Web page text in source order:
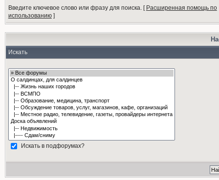
Введите ключевое слово или фразу для поиска.[ Расширенная помощь по
использованию]
Искать
Искать в подфорумах?